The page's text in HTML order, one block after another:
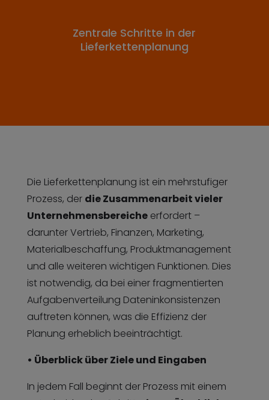
Zentrale Schritte in der
Lieferkettenplanung
Die Lieferkettenplanung ist ein mehrstufiger
Prozess, der die Zusammenarbeit vieler
Unternehmensbereicheerfordert –
darunter Vertrieb, Finanzen, Marketing,
Materialbeschaffung, Produktmanagement
und alle weiteren wichtigen Funktionen. Dies
ist notwendig, da bei einer fragmentierten
Aufgabenverteilung Dateninkonsistenzen
auftreten können, was die Effizienz der
Planung erheblich beeinträchtigt.
• Überblick über Ziele und Eingaben
In jedem Fall beginnt der Prozess mit einem